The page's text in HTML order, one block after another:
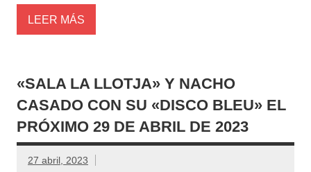
LEER MÁS
«SALA LA LLOTJA» Y NACHO
CASADO CON SU «DISCO BLEU» EL
PRÓXIMO 29 DE ABRIL DE 2023
27 abril, 2023